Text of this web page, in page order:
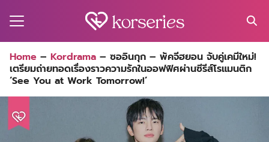
for:
Home – Kordrama – ซออินกุก – พัคจีฮยอน จับคู่เคมีใหม่!
เตรียมถ่ายทอดเรื่องราวความรักในออฟฟิศผ่านซีรีส์โรแมนติก
‘See You at Work Tomorrow!’